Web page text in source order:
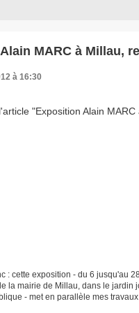
MARC à Millau,
à 16:30
: cette exposition - du 6 jusqu'au
la mairie de Millau, dans le jardin
- met en parallèle mes